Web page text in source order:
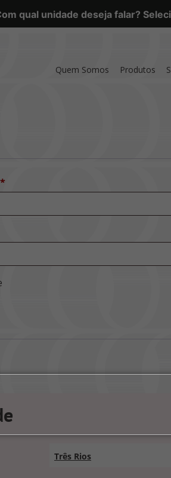
qual unidade deseja falar?
Quem Somos Produtos
*
Três Rios